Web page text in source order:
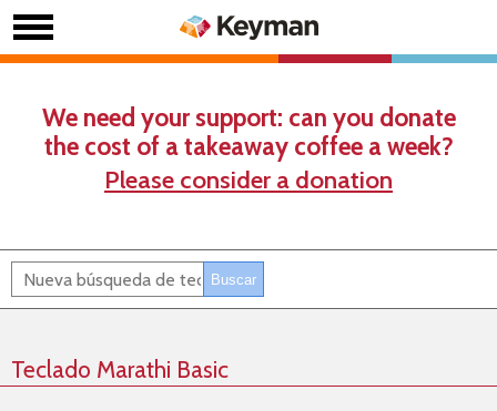
We need your support: can you donate
the cost of a takeaway coffee a week?
Please consider a donation
Teclado Marathi Basic